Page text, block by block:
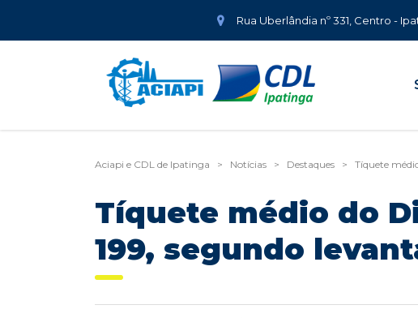
Rua Uberlândia nº 331, Centro -
Aciapi e CDL de Ipatinga > Notícias > Destaques > Tíquete
Tíquete médio do
199, segundo